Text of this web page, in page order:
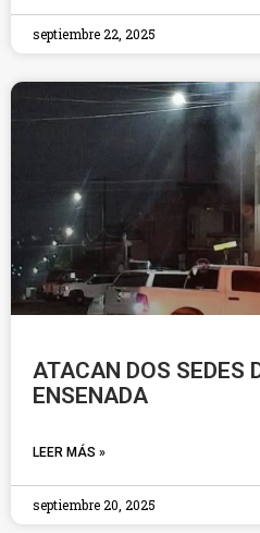
septiembre 22, 2025
ATACAN DOS SEDES
ENSENADA
LEER MÁS »
septiembre 20, 2025